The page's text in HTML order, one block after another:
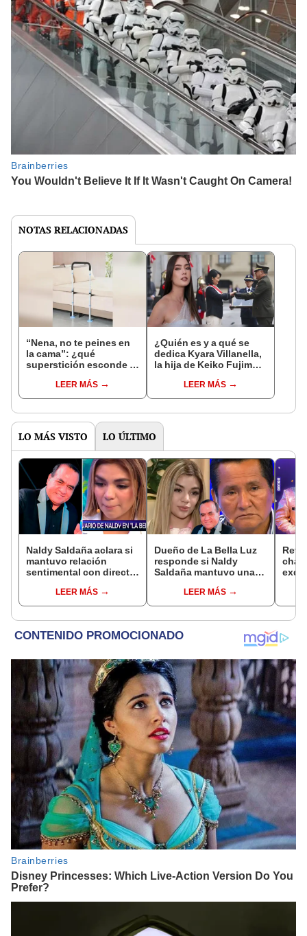
NOTAS RELACIONADAS
“Nena, no te peines en
la cama”: ¿qué
superstición esconde la
Enanitos Verdes?
LEER MÁS
¿Quién es y a qué se
dedica Kyara Villanella,
la hija de Keiko Fujimori
nivel nacional?
LEER MÁS
LO MÁS VISTO LO ÚLTIMO
Naldy Saldaña aclara si
mantuvo relación
sentimental con director
denunciarlo por
tocamientos: “Me
LEER MÁS
Dueño de La Bella Luz
responde si Naldy
Saldaña mantuvo una
exdirector musical: “No
me consta”
LEER MÁS